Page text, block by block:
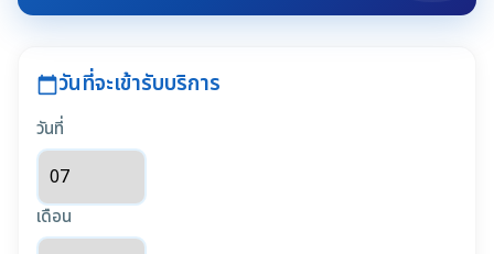
calendar_todayวันที่จะเข้ารับบริการ
วันที่
เดือน